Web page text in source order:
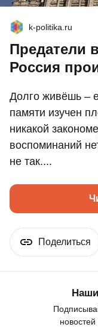
k-politika.ru
Предатели
Россия
Долго живёшь –
памяти изучен
никакой
воспоминаний
не так....
Поделиться